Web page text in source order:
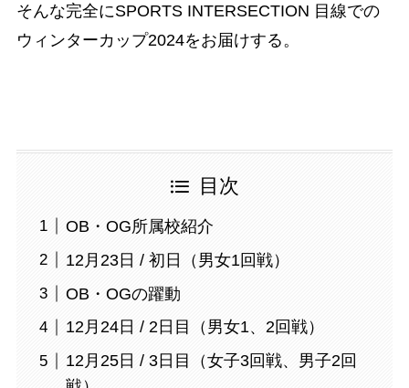
そんな完全にSPORTS INTERSECTION 目線での
ウィンターカップ2024をお届けする。
目次
OB・OG所属校紹介
12月23日 / 初日（男女1回戦）
OB・OGの躍動
12月24日 / 2日目（男女1、2回戦）
12月25日 / 3日目（女子3回戦、男子2回